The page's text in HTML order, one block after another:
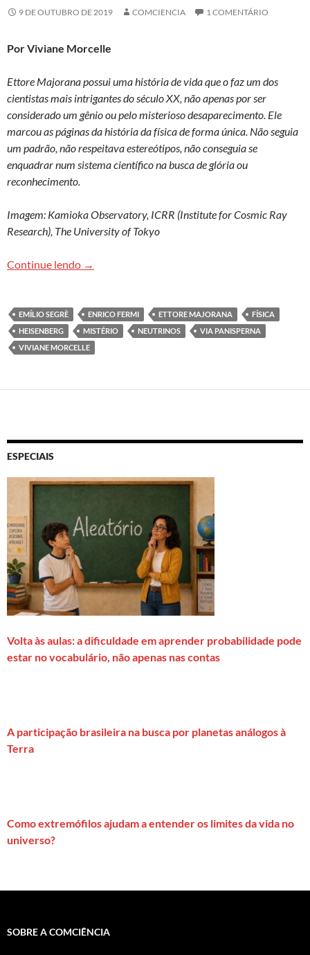
9 DE OUTUBRO DE 2019 COMCIENCIA 1 COMENTÁRIO
Por Viviane Morcelle
Ettore Majorana possui uma história de vida que o faz um dos
cientistas mais intrigantes do século XX, não apenas por ser
considerado um gênio ou pelo misterioso desaparecimento. Ele
marcou as páginas da história da física de forma única. Não seguia
um padrão, não respeitava estereótipos, não conseguia se
enquadrar num sistema científico na busca de glória ou
reconhecimento.
Imagem: Kamioka Observatory, ICRR (Institute for Cosmic Ray
Research), The University of Tokyo
Continue lendo O labirinto de Majorana
→
EMÍLIO SEGRÈ ENRICO FERMI ETTORE MAJORANA
FÍSICA
HEISENBERG
MISTÉRIO NEUTRINOS
VIA PANISPERNA
VIVIANE MORCELLE
ESPECIAIS
Volta às aulas: a dificuldade em aprender probabilidade pode
estar no vocabulário, não apenas nas contas
A participação brasileira na busca por planetas análogos à
Terra
Como extremófilos ajudam a entender os limites da vida no
universo?
SOBRE A COMCIÊNCIA